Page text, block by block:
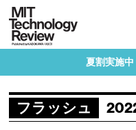
夏割実施中
フラッシュ